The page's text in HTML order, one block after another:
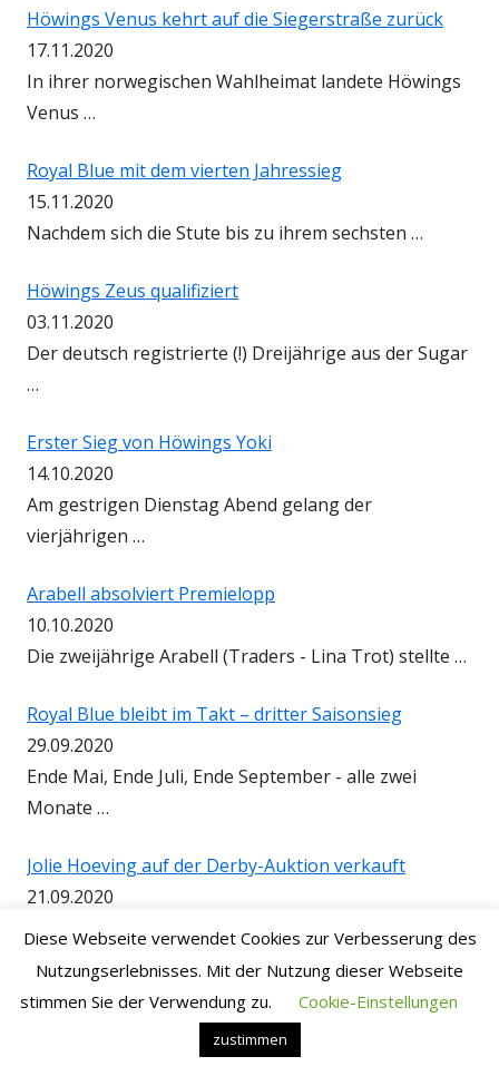
Höwings Venus kehrt auf die Siegerstraße zurück
17.11.2020
In ihrer norwegischen Wahlheimat landete Höwings
Venus …
Royal Blue mit dem vierten Jahressieg
15.11.2020
Nachdem sich die Stute bis zu ihrem sechsten …
Höwings Zeus qualifiziert
03.11.2020
Der deutsch registrierte (!) Dreijährige aus der Sugar
…
Erster Sieg von Höwings Yoki
14.10.2020
Am gestrigen Dienstag Abend gelang der
vierjährigen …
Arabell absolviert Premielopp
10.10.2020
Die zweijährige Arabell (Traders - Lina Trot) stellte …
Royal Blue bleibt im Takt – dritter Saisonsieg
29.09.2020
Ende Mai, Ende Juli, Ende September - alle zwei
Monate …
Jolie Hoeving auf der Derby-Auktion verkauft
21.09.2020
Die von uns gezüchtete, französisch registrierte …
Jolie Hoeving im Video
Auf der Derby-Auktion bieten wir mit der …
Diese Webseite verwendet Cookies zur Verbesserung des
Nutzungserlebnisses. Mit der Nutzung dieser Webseite
stimmen Sie der Verwendung zu.
Cookie-Einstellungen
zustimmen